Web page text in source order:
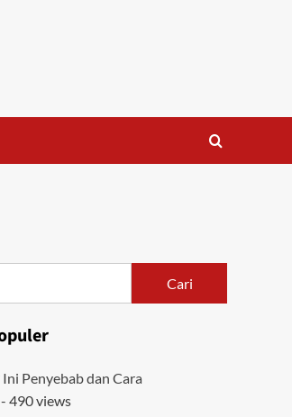
Ini Penyebab dan Cara
- 490 views